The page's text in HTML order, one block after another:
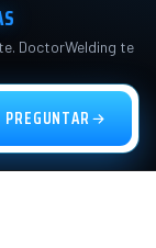
DoctorWelding te
PREGUNTAR